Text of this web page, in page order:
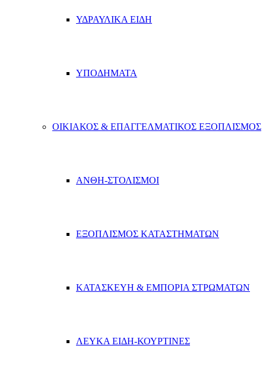
ΥΔΡΑΥΛΙΚΑ ΕΙΔΗ
ΥΠΟΔΗΜΑΤΑ
ΟΙΚΙΑΚΟΣ & ΕΠΑΓΓΕΛΜΑΤΙΚΟΣ ΕΞΟΠΛΙΣΜΟΣ
ΑΝΘΗ-ΣΤΟΛΙΣΜΟΙ
ΕΞΟΠΛΙΣΜΟΣ ΚΑΤΑΣΤΗΜΑΤΩΝ
ΚΑΤΑΣΚΕΥΗ & ΕΜΠΟΡΙΑ ΣΤΡΩΜΑΤΩΝ
ΛΕΥΚΑ ΕΙΔΗ-ΚΟΥΡΤΙΝΕΣ